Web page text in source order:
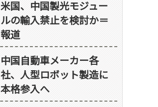
米国、中国製光モジュー
ルの輸入禁止を検討か＝
報道
中国自動車メーカー各
社、人型ロボット製造に
本格参入へ